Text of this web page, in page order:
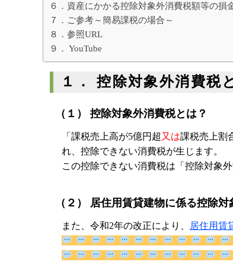
６．資産にかかる控除対象外消費税額等の損
７．ご参考～簡易課税の場合～
８．参照URL
９． YouTube
１． 控除対象外消費税
（１） 控除対象外消費税とは？
「課税売上高が5億円超 又は課税売上割
れ、控除できない消費税が生じます。
この控除できない消費税は「控除対象
（２） 居住用賃貸建物に係る控除
また、令和2年の改正により、 居住用賃